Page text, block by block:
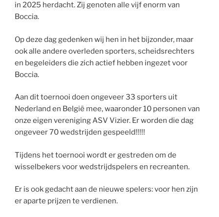
in 2025 herdacht. Zij genoten alle vijf enorm van
Boccia.
Op deze dag gedenken wij hen in het bijzonder, maar
ook alle andere overleden sporters, scheidsrechters
en begeleiders die zich actief hebben ingezet voor
Boccia.
Aan dit toernooi doen ongeveer 33 sporters uit
Nederland en België mee, waaronder 10 personen van
onze eigen vereniging ASV Vizier. Er worden die dag
ongeveer 70 wedstrijden gespeeld!!!!!
Tijdens het toernooi wordt er gestreden om de
wisselbekers voor wedstrijdspelers en recreanten.
Er is ook gedacht aan de nieuwe spelers: voor hen zijn
er aparte prijzen te verdienen.